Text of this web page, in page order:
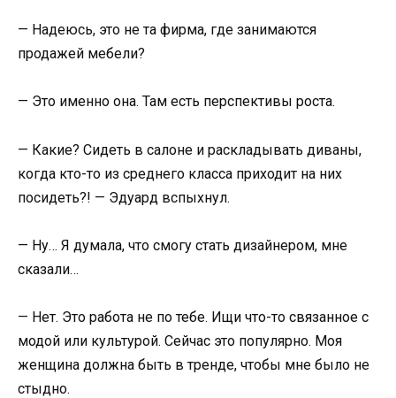
— Надеюсь, это не та фирма, где занимаются
продажей мебели?
— Это именно она. Там есть перспективы роста.
— Какие? Сидеть в салоне и раскладывать диваны,
когда кто-то из среднего класса приходит на них
посидеть?! — Эдуард вспыхнул.
— Ну… Я думала, что смогу стать дизайнером, мне
сказали…
— Нет. Это работа не по тебе. Ищи что-то связанное с
модой или культурой. Сейчас это популярно. Моя
женщина должна быть в тренде, чтобы мне было не
стыдно.